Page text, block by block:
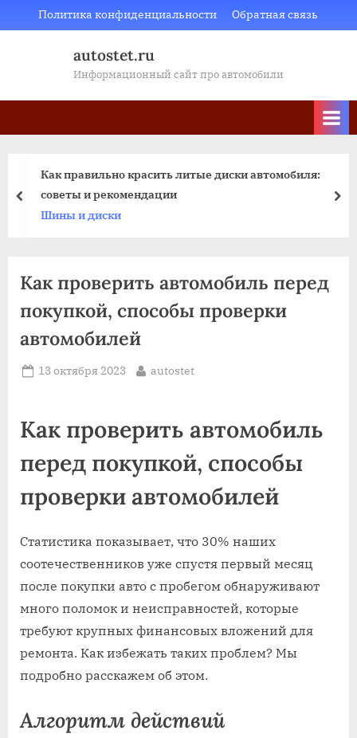
to
Политика конфиденциальности Обратная связь
autostet.ru
Информационный сайт про автомобили
Как правильно красить литые диски автомобиля:
советы и рекомендации
Шины и диски
пред
Как проверить автомобиль перед
покупкой, способы проверки
автомобилей
Posted
13 октября 2023 By
autostet
Как проверить автомобиль
перед покупкой, способы
проверки автомобилей
Статистика показывает, что 30% наших
соотечественников уже спустя первый месяц
после покупки авто с пробегом обнаруживают
много поломок и неисправностей, которые
требуют крупных финансовых вложений для
ремонта. Как избежать таких проблем? Мы
подробно расскажем об этом.
Алгоритм действий